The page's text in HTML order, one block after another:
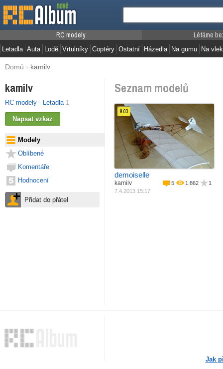
RC modely
Letadla Auta Lodě Vrtulníky Coptéry Ostatní
Létáme
Házedla Na gumu Na vlek
Domů › kamilv
kamilv
RC modely - Letadla 1
Modely
Oblíbené
Komentáře
Hodnocení
Seznam modelů
Materiál
Balza + potah
Pohon
Elektro motor
Rozpětí
1100 mm
Délka
890 mm
Váha
310 g
Plocha křídla
32.9 dm
9.03
demoiselle
5 1.862 1
kamilv
7.4.2013 15:17
Jak